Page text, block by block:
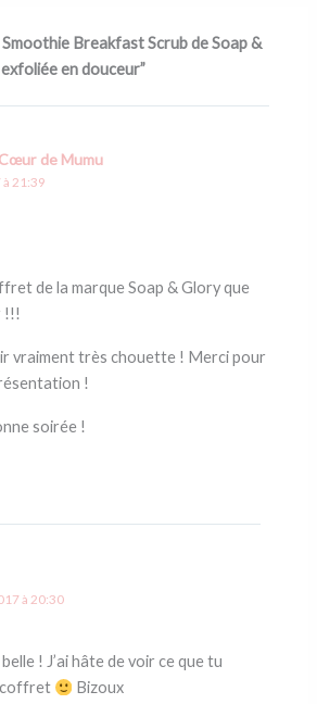
Breakfast Scrub de Soap &
en douceur”
de Mumu
21:39
de la marque Soap & Glory que
!!!
vraiment très chouette ! Merci pour
!
soirée !
à 20:30
! J’ai hâte de voir ce que tu
coffret
Bizoux